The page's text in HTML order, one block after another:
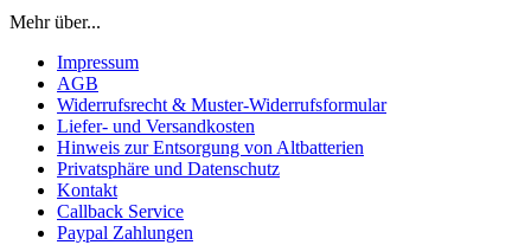
Mehr über...
Impressum
AGB
Widerrufsrecht & Muster-Widerrufsformular
Liefer- und Versandkosten
Hinweis zur Entsorgung von Altbatterien
Privatsphäre und Datenschutz
Kontakt
Callback Service
Paypal Zahlungen